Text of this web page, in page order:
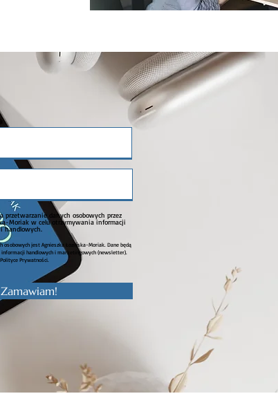
przetwarzanie danych osobowych przez
Moriak w celu otrzymywania informacji
handlowych.
osobowych jest Agnieszka Łozińska-Moriak. Dane będą
informacji handlowych i marketingowych (newsletter).
Polityce Prywatności
Zamawiam!